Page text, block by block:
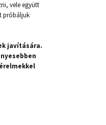
vele együtt
próbáljuk
javítására.